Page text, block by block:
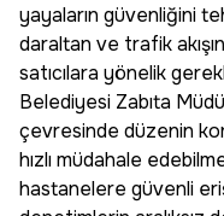
yayaların güvenliğini
daraltan ve trafik
satıcılara yönelik
Belediyesi Zabıta
çevresinde düzenin
hızlı müdahale
hastanelere güvenli